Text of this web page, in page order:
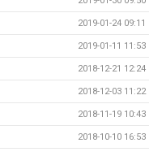
2019-01-24 09:11
2019-01-11 11:53
2018-12-21 12:24
2018-12-03 11:22
2018-11-19 10:43
2018-10-10 16:53